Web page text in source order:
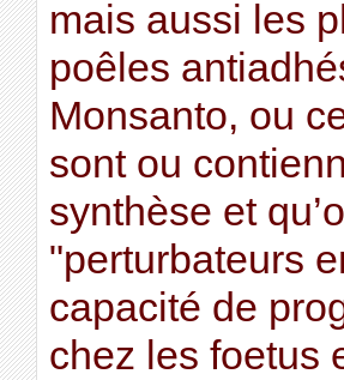
mais aussi les
poêles
Monsanto, ou
sont ou
synthèse et
"perturbateurs
capacité de
chez les foetus